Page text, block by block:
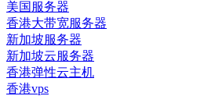
美国服务器
香港大带宽服务器
新加坡服务器
新加坡云服务器
香港弹性云主机
香港vps